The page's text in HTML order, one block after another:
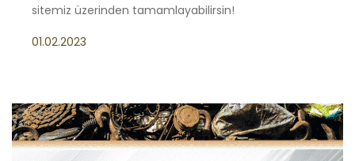
sitemiz üzerinden tamamlayabilirsin!
01.02.2023